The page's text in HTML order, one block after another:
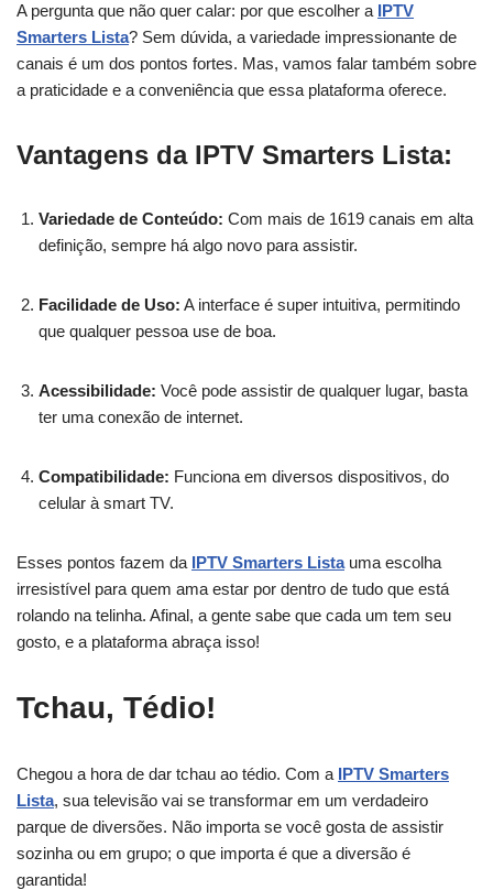
A pergunta que não quer calar: por que escolher a IPTV
Smarters Lista? Sem dúvida, a variedade impressionante de
canais é um dos pontos fortes. Mas, vamos falar também sobre
a praticidade e a conveniência que essa plataforma oferece.
Vantagens da IPTV Smarters Lista:
Variedade de Conteúdo: Com mais de 1619 canais em alta
definição, sempre há algo novo para assistir.
Facilidade de Uso: A interface é super intuitiva, permitindo
que qualquer pessoa use de boa.
Acessibilidade: Você pode assistir de qualquer lugar, basta
ter uma conexão de internet.
Compatibilidade: Funciona em diversos dispositivos, do
celular à smart TV.
Esses pontos fazem da IPTV Smarters Listauma escolha
irresistível para quem ama estar por dentro de tudo que está
rolando na telinha. Afinal, a gente sabe que cada um tem seu
gosto, e a plataforma abraça isso!
Tchau, Tédio!
Chegou a hora de dar tchau ao tédio. Com a IPTV Smarters
Lista, sua televisão vai se transformar em um verdadeiro
parque de diversões. Não importa se você gosta de assistir
sozinha ou em grupo; o que importa é que a diversão é
garantida!